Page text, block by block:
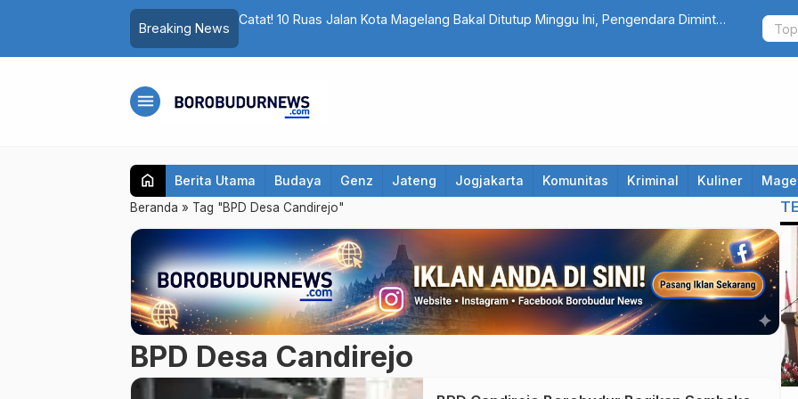
Breaking News
Catat! 10 Ruas Jalan Kota Magelang Bakal Ditutup Minggu Ini, Pengendara Diminta
El Nino
menu
home Berita Utama Budaya Genz Jateng Jogjakarta Komunitas Kriminal Kuliner
Beranda » Tag "BPD Desa Candirejo"
BPD Desa Candirejo